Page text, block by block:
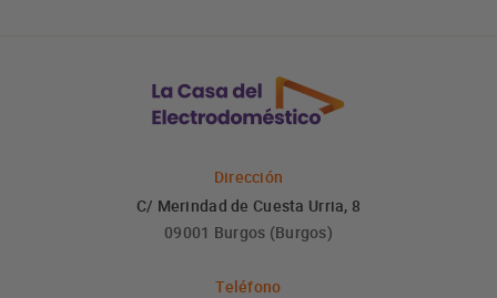
Dirección
C/ Merindad de Cuesta Urria, 8
09001 Burgos (Burgos)
Teléfono